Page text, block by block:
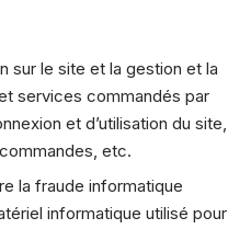
sur le site et la gestion et la
services commandés par
et d’utilisation du site,
etc.
la fraude informatique
informatique utilisé pour